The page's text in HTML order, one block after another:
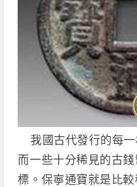
我國古代發行的每一
而一些十分稀見的古
標。保寧通寶就是比